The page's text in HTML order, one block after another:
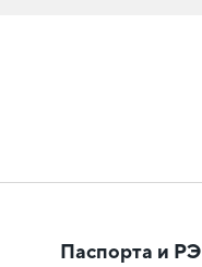
Паспорта и РЭ